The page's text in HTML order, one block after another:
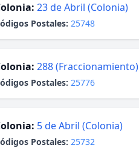
23 de Abril (Colonia)
Postales: 25748
288 (Fraccionamiento)
Postales: 25776
5 de Abril (Colonia)
Postales: 25732